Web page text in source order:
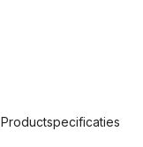
Productspecificaties